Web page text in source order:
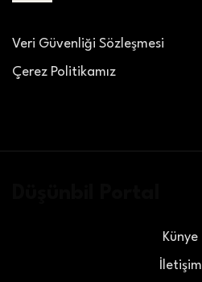
Veri Güvenliği Sözleşmesi
Çerez Politikamız
Künye
İletişim